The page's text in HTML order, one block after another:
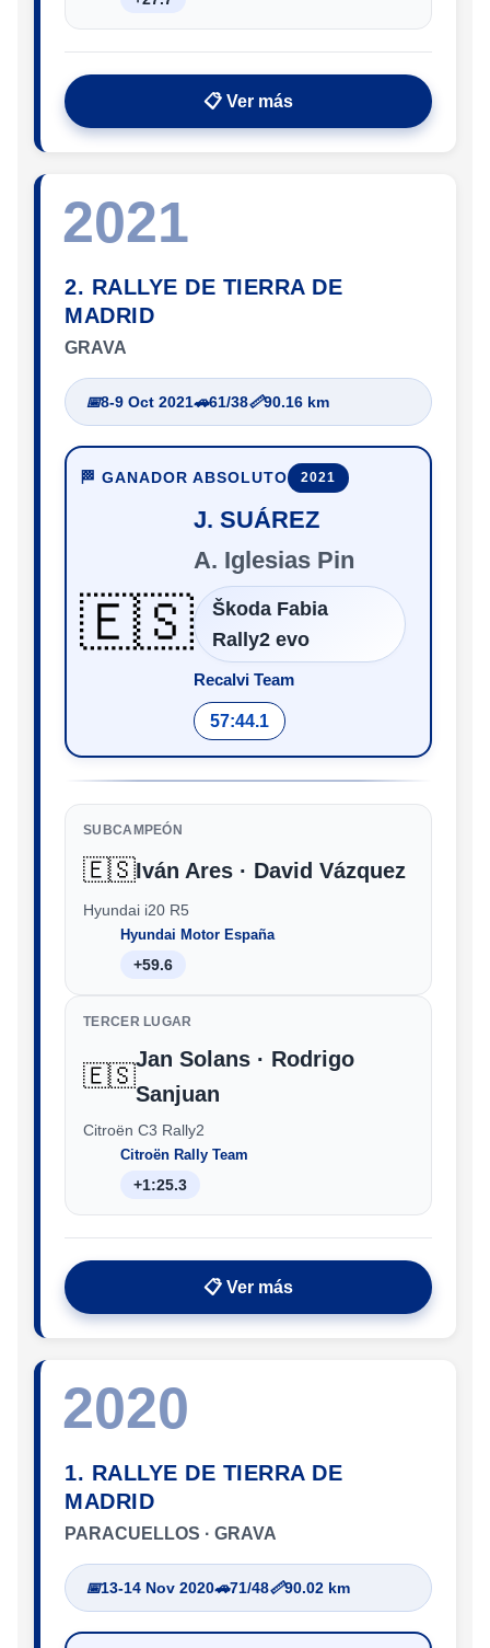
📋 Ver más
2021
2. RALLYE DE TIERRA DE
MADRID
GRAVA
📅8-9 Oct 2021🚗61/38📏90.16 km
🏁 GANADOR ABSOLUTO 2021
🇪🇸
J. SUÁREZ
A. Iglesias Pin
Škoda Fabia
Rally2 evo
Recalvi Team
57:44.1
SUBCAMPEÓN
🇪🇸Iván Ares · David Vázquez
Hyundai i20 R5
Hyundai Motor España
+59.6
TERCER LUGAR
🇪🇸
Jan Solans · Rodrigo
Sanjuan
Citroën C3 Rally2
Citroën Rally Team
+1:25.3
📋 Ver más
2020
1. RALLYE DE TIERRA DE
MADRID
PARACUELLOS · GRAVA
📅13-14 Nov 2020🚗71/48📏90.02 km